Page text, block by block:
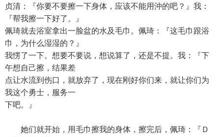
贞清：『你要不要擦一下身体，应该不能用沖的吧？』我：
『帮我擦一下好了。』
佩琦就去浴室拿出一脸盆的水及毛巾。佩琦：『这毛巾跟浴
巾，为什么湿湿的？』
我愣了一下。想要不要说，想说算了，还是不提。我：『下
午想自己擦，结果差
点让水流到伤口，就放弃了，现在刚好你们来，就让你们为
我这个勇士，服务一
下吧。』
她们就开始，用毛巾擦我的身体，擦完后，佩琦：『Ｄ